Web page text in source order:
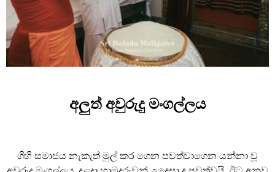
අලුත් අවුරුදු මංගල්ලය
ගිහි සමාජය නැකැත් මුල් කර ගෙන පවත්වාගෙන යන්නා වූ